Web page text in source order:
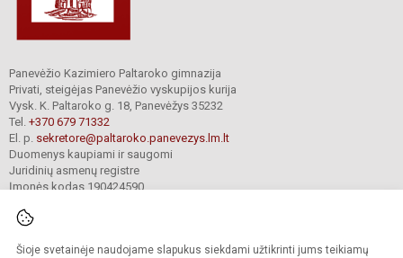
Šioje svetainėje naudojame slapukus siekdami užtikrinti jums teikiamų
Panevėžio Kazimiero Paltaroko gimnazija
Privati, steigėjas Panevėžio vyskupijos kurija
Vysk. K. Paltaroko g. 18, Panevėžys 35232
Tel. +370 679 71332
El. p. sekretore@paltaroko.panevezys.lm.lt
Duomenys kaupiami ir saugomi
Juridinių asmenų registre
Įmonės kodas 190424590
© 2023. Panevėžio Kazimiero Paltaroko gimnazija. Visos teisės saugomos.